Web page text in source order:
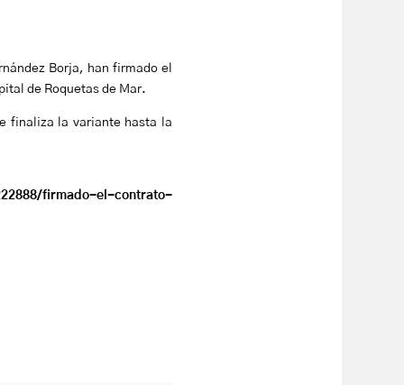
Borja, han firmado el
de Roquetas de Mar.
finaliza la variante hasta la
firmado-el-contrato-